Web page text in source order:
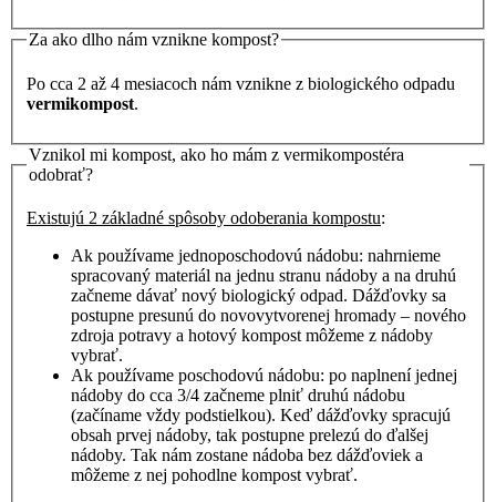
Za ako dlho nám vznikne kompost?
Po cca 2 až 4 mesiacoch nám vznikne z biologického odpadu
vermikompost.
Vznikol mi kompost, ako ho mám z vermikompostéra
odobrať?
Existujú 2 základné spôsoby odoberania kompostu:
Ak používame jednoposchodovú nádobu: nahrnieme
spracovaný materiál na jednu stranu nádoby a na druhú
začneme dávať nový biologický odpad. Dážďovky sa
postupne presunú do novovytvorenej hromady – nového
zdroja potravy a hotový kompost môžeme z nádoby
vybrať.
Ak používame poschodovú nádobu: po naplnení jednej
nádoby do cca 3/4 začneme plniť druhú nádobu
(začíname vždy podstielkou). Keď dážďovky spracujú
obsah prvej nádoby, tak postupne prelezú do ďalšej
nádoby. Tak nám zostane nádoba bez dážďoviek a
môžeme z nej pohodlne kompost vybrať.